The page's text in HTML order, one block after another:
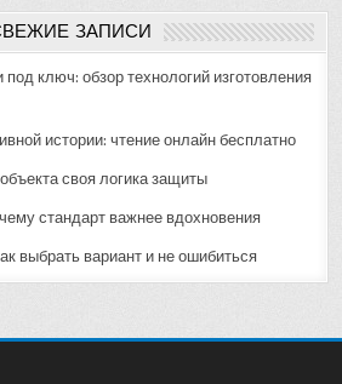
ЗАПИСИ
ключ: обзор технологий изготовления
истории: чтение онлайн бесплатно
своя логика защиты
стандарт важнее вдохновения
выбрать вариант и не ошибиться